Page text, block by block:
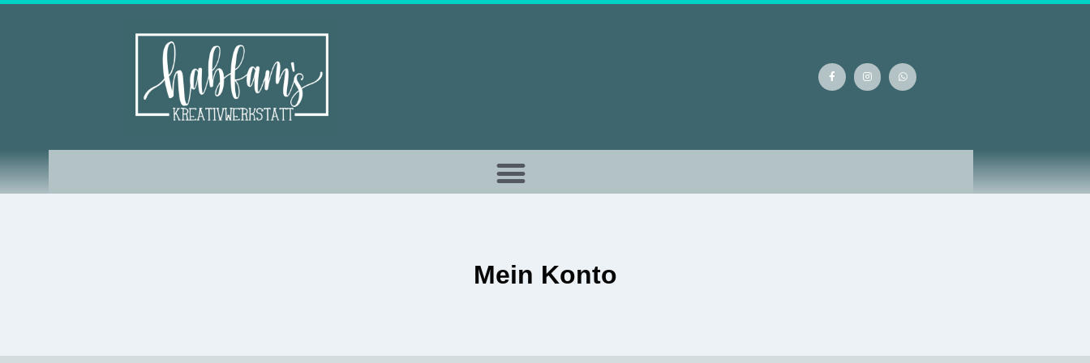
Mein Konto